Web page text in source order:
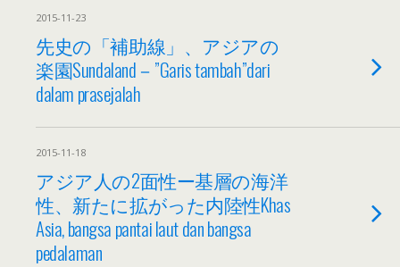
2015-11-23
先史の「補助線」、アジアの
楽園Sundaland－”Garis tambah”dari
dalam prasejalah
2015-11-18
アジア人の2面性ー基層の海洋
性、新たに拡がった内陸性Khas
Asia, bangsa pantai laut dan bangsa
pedalaman